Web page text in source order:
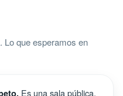
Lo que esperamos en
Es una sala pública.